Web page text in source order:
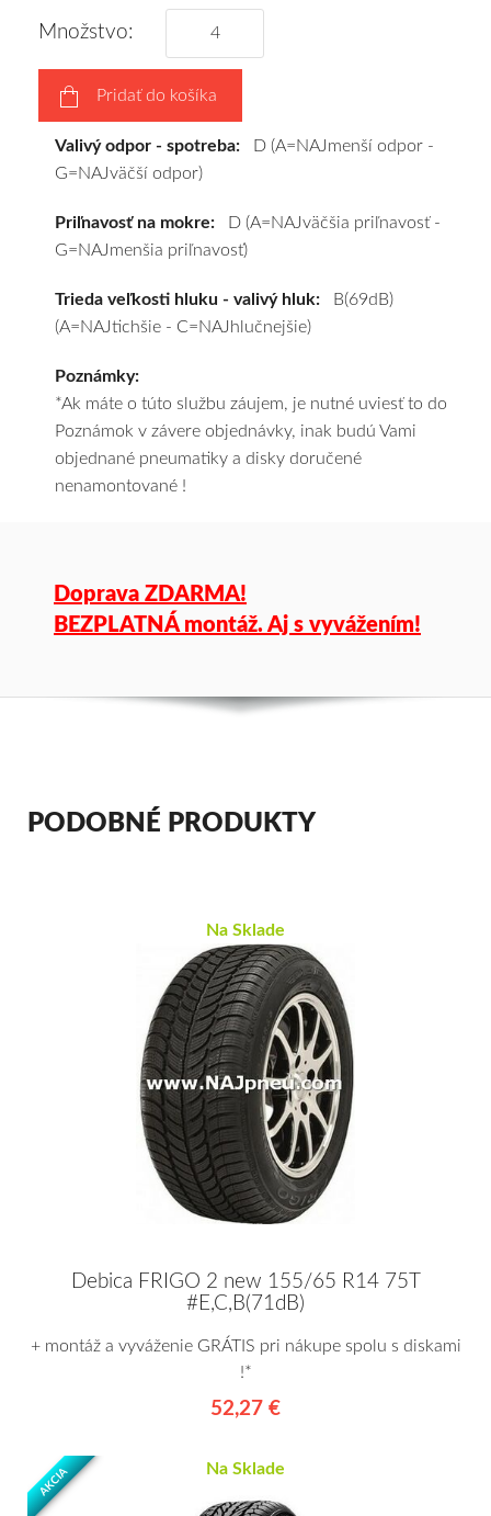
výberu
a
pošleme
zadarmo.
Množstvo:
Pridať do košíka
Valivý odpor - spotreba: D (A=NAJmenší odpor -
G=NAJväčší odpor)
Priľnavosť na mokre: D (A=NAJväčšia priľnavosť -
G=NAJmenšia priľnavosť)
Trieda veľkosti hluku - valivý hluk: B(69dB)
(A=NAJtichšie - C=NAJhlučnejšie)
Poznámky:
*Ak máte o túto službu záujem, je nutné uviesť to do
Poznámok v závere objednávky, inak budú Vami
objednané pneumatiky a disky doručené
nenamontované !
Doprava ZDARMA!
BEZPLATNÁ montáž. Aj s vyvážením!
PODOBNÉ PRODUKTY
Na Sklade
Debica FRIGO 2 new 155/65 R14 75T
#E,C,B(71dB)
+ montáž a vyváženie GRÁTIS pri nákupe spolu s diskami
!*
52,27 €
AKCIA Na Sklade